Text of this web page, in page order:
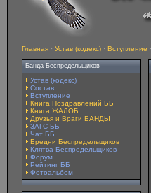
Главная · Устав (кодекс) · Вступление ·
Банда Беспредельщиков
Устав (кодекс)
Состав
Вступление
Книга Поздравлений ББ
Книга ЖАЛОБ
Друзья и Враги БАНДЫ
ЗАГС ББ
Чат ББ
Бредни Беспредельщиков
Клятва Беспредельщиков
Форум
Рейтинг ББ
Фотоальбом